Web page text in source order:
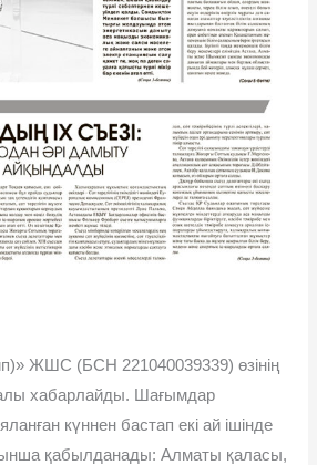
ЖШС (БСН 221040039339) өзінің
хабарлайды. Шағымдар
күннен бастап екі ай ішінде
қабылданады: Алматы қаласы,